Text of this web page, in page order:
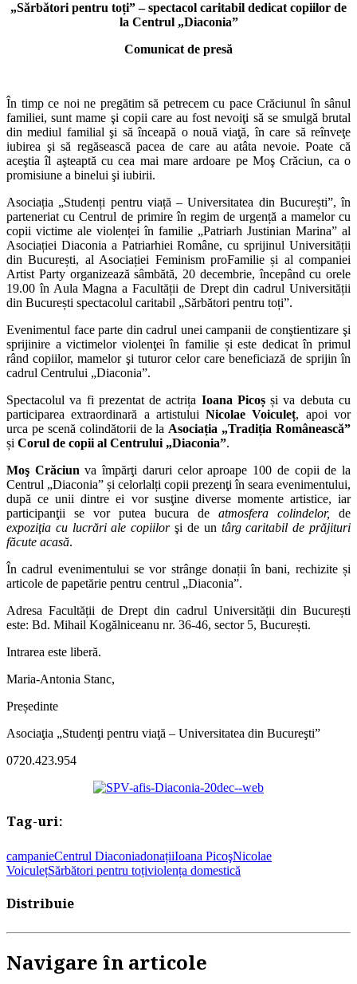
„Sărbători pentru toți” – spectacol caritabil dedicat copiilor de
la Centrul „Diaconia”
Comunicat de presă
În timp ce noi ne pregătim să petrecem cu pace Crăciunul în sânul
familiei, sunt mame şi copii care au fost nevoiţi să se smulgă brutal
din mediul familial şi să înceapă o nouă viaţă, în care să reînveţe
iubirea şi să regăsească pacea de care au atâta nevoie. Poate că
aceştia îl aşteaptă cu cea mai mare ardoare pe Moş Crăciun, ca o
promisiune a binelui şi iubirii.
Asociația „Studenți pentru viață – Universitatea din București”, în
parteneriat cu Centrul de primire în regim de urgență a mamelor cu
copii victime ale violenței în familie „Patriarh Justinian Marina” al
Asociației Diaconia a Patriarhiei Române, cu sprijinul Universității
din București, al Asociației Feminism proFamilie și al companiei
Artist Party organizează sâmbătă, 20 decembrie, începând cu orele
19.00 în Aula Magna a Facultății de Drept din cadrul Universității
din București spectacolul caritabil „Sărbători pentru toți”.
Evenimentul face parte din cadrul unei campanii de conştientizare şi
sprijinire a victimelor violenţei în familie și este dedicat în primul
rând copiilor, mamelor şi tuturor celor care beneficiază de sprijin în
cadrul Centrului „Diaconia”.
Spectacolul va fi prezentat de actrița Ioana Picoșși va debuta cu
participarea extraordinară a artistuluiNicolae Voiculeț, apoi vor
urca pe scenă colindătorii de laAsociația „Tradiția Românească”
și Corul de copii al Centrului „Diaconia”.
Moş Crăciunva împărţi daruri celor aproape 100 de copii de la
Centrul „Diaconia” și celorlalți copii prezenţi în seara evenimentului,
după ce unii dintre ei vor susţine diverse momente artistice, iar
participanţii se vor putea bucura de atmosfera colindelor, de
expoziţia cu lucrări ale copiilorşi de un târg caritabil de prăjituri
făcute acasă.
În cadrul evenimentului se vor strânge donații în bani, rechizite și
articole de papetărie pentru centrul „Diaconia”.
Adresa Facultății de Drept din cadrul Universității din București
este: Bd. Mihail Kogălniceanu nr. 36-46, sector 5, București.
Intrarea este liberă.
Maria-Antonia Stanc,
Președinte
Asociaţia „Studenţi pentru viaţă – Universitatea din Bucureşti”
0720.423.954
Tag-uri:
campanieCentrul DiaconiadonațiiIoana PicoşNicolae
VoiculețSărbători pentru toțiviolența domestică
Distribuie
Navigare în articole